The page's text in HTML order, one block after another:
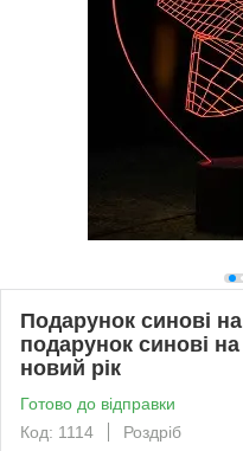
Подарунок синові
подарунок синові
новий рік
Готово до відправки
Код: 1114
Роздріб